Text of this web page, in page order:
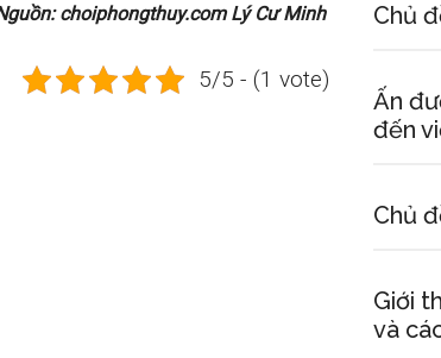
choiphongthuy.com Lý Cư Minh
5/5 - (1 vote)
Chủ
Ấn
đến
Chủ
Giới
và